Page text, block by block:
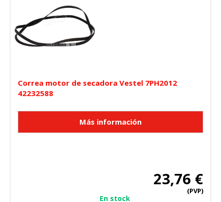
Correa motor de secadora Vestel 7PH2012
42232588
23,76 €
(PVP)
En stock